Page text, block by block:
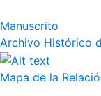
Manuscrito
Archivo Histórico
Mapa de la